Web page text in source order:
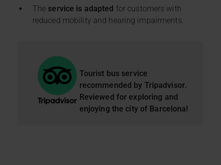
funcionamiento de la web y, por tanto, si no las aceptas,
no puedes empezar a navegar. Solo puedes consultar
podrás modificar tu selección de cookies seleccionando
la opción “Gestor de cookies”, que encontrarás en el
menú de la parte inferior de la web.
The service is adapted for customers with
reduced mobility and hearing impairments.
Tourist bus service
recommended by Tripadvisor.
Reviewed for exploring and
enjoying the city of Barcelona!